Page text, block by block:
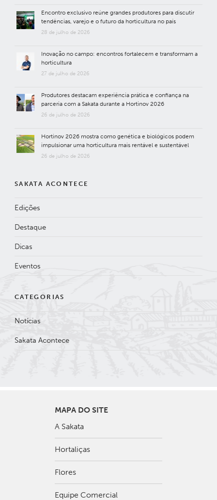
Encontro exclusivo reúne grandes produtores para discutir
tendências, varejo e o futuro da horticultura no país
28 de julho de 2026
Inovação no campo: encontros fortalecem e transformam a
horticultura
27 de julho de 2026
Produtores destacam experiência prática e confiança na
parceria com a Sakata durante a Hortinov 2026
26 de julho de 2026
Hortinov 2026 mostra como genética e biológicos podem
impulsionar uma horticultura mais rentável e sustentável
26 de julho de 2026
SAKATA ACONTECE
Edições
Destaque
Dicas
Eventos
CATEGORIAS
Notícias
Sakata Acontece
MAPA DO SITE
A Sakata
Hortaliças
Flores
Equipe Comercial